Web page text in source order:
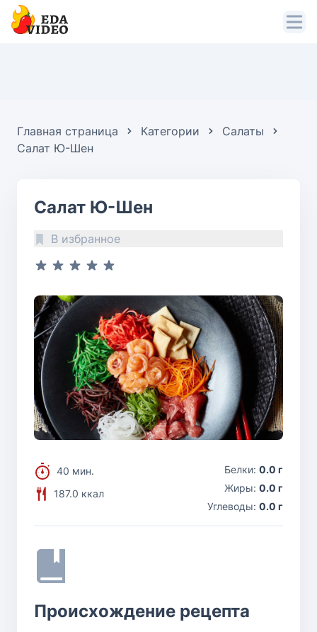
Главная страница Категории
Салаты
Салат Ю-Шен
Салат Ю-Шен
В избранное
40 мин.
187.0 ккал
Белки: 0.0 г
Жиры: 0.0 г
Углеводы: 0.0 г
Происхождение рецепта